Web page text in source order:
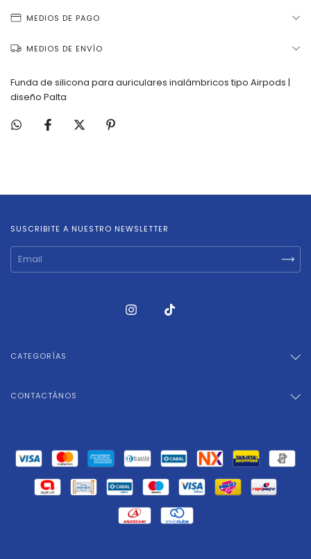
MEDIOS DE PAGO
MEDIOS DE ENVÍO
Funda de silicona para auriculares inalámbricos tipo Airpods |
diseño Palta
SUSCRIBITE A NUESTRO NEWSLETTER
CATEGORÍAS
CONTACTÁNOS